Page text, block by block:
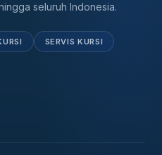
seluruh Indonesia.
SERVIS KURSI